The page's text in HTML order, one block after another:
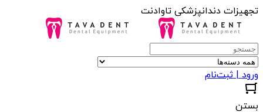
تجهیزات دندانپزشکی تاوادنت
ورود | ثبت‌نام
بستن